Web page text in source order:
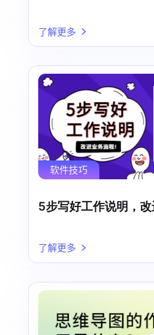
了解更多
软件技巧
5步写好工作说明，改
了解更多